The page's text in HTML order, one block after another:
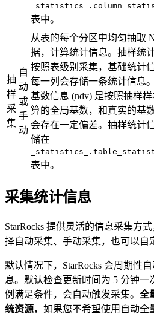
表中。
抽
样
采
集
自
动
或
手
动
从表的每个分区中均匀抽取
据，计算统计信息。抽样统
按照表级别采集，基础统计
每一列会存储一条统计信息
基数信息 (ndv) 是按照抽样
算的全局基数，和真实的基
会存在一定偏差。抽样统计
储在
表中。
采集统计信息
StarRocks 提供灵活的信息采集方
择自动采集、手动采集，也可以自
默认情况下，StarRocks 会周期性
息。默认检查更新时间为 5 分钟一
例满足条件，会自动触发采集。 全
统资源，如果您不希望使用自动全